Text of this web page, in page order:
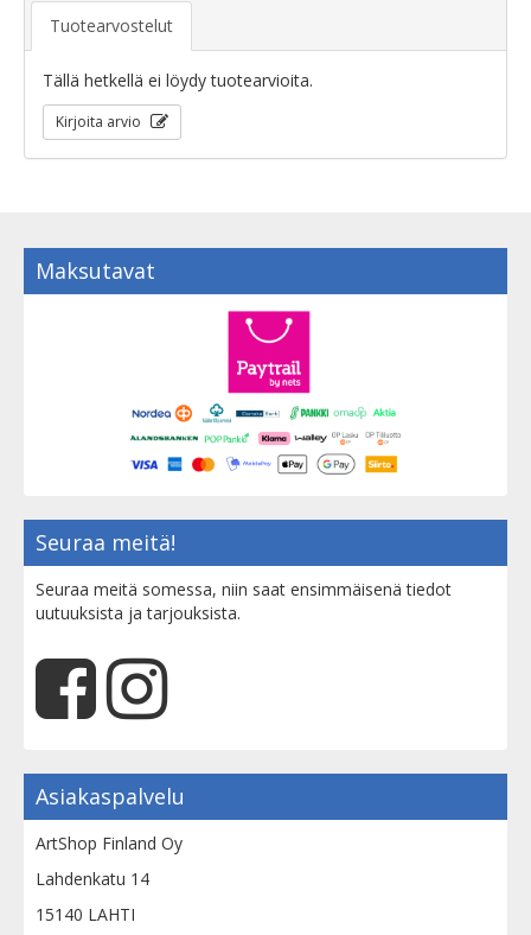
Tuotearvostelut
Tällä hetkellä ei löydy tuotearvioita.
Kirjoita arvio
Maksutavat
Seuraa meitä!
Seuraa meitä somessa, niin saat ensimmäisenä tiedot
uutuuksista ja tarjouksista.
Asiakaspalvelu
ArtShop Finland Oy
Lahdenkatu 14
15140 LAHTI